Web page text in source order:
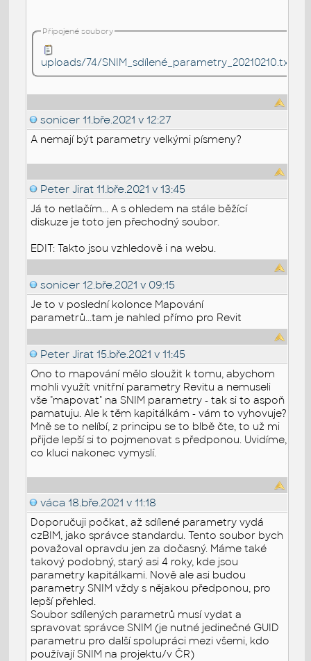
Připojené soubory
uploads/74/SNIM_sdílené_parametry_20210210.txt
sonicer 11.bře.2021 v 12:27
A nemají být parametry velkými písmeny?
Peter Jirat 11.bře.2021 v 13:45
Já to netlačím... A s ohledem na stále běžící
diskuze je toto jen přechodný soubor.
EDIT: Takto jsou vzhledově i na webu.
sonicer 12.bře.2021 v 09:15
Je to v poslední kolonce Mapování
parametrů...tam je nahled přímo pro Revit
Peter Jirat 15.bře.2021 v 11:45
Ono to mapování mělo sloužit k tomu, abychom
mohli využít vnitřní parametry Revitu a nemuseli
vše "mapovat" na SNIM parametry - tak si to aspoň
pamatuju. Ale k těm kapitálkám - vám to vyhovuje?
Mně se to nelíbí, z principu se to blbě čte, to už mi
přijde lepší si to pojmenovat s předponou. Uvidíme,
co kluci nakonec vymyslí.
váca 18.bře.2021 v 11:18
Doporučuji počkat, až sdílené parametry vydá
czBIM, jako správce standardu. Tento soubor bych
považoval opravdu jen za dočasný. Máme také
takový podobný, starý asi 4 roky, kde jsou
parametry kapitálkami. Nově ale asi budou
parametry SNIM vždy s nějakou předponou, pro
lepší přehled.
Soubor sdílených parametrů musí vydat a
spravovat správce SNIM (je nutné jedinečné GUID
parametru pro další spolupráci mezi všemi, kdo
používají SNIM na projektu/v ČR)